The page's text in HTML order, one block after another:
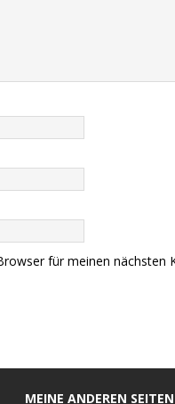
für meinen nächsten
MEINE ANDEREN SEITEN